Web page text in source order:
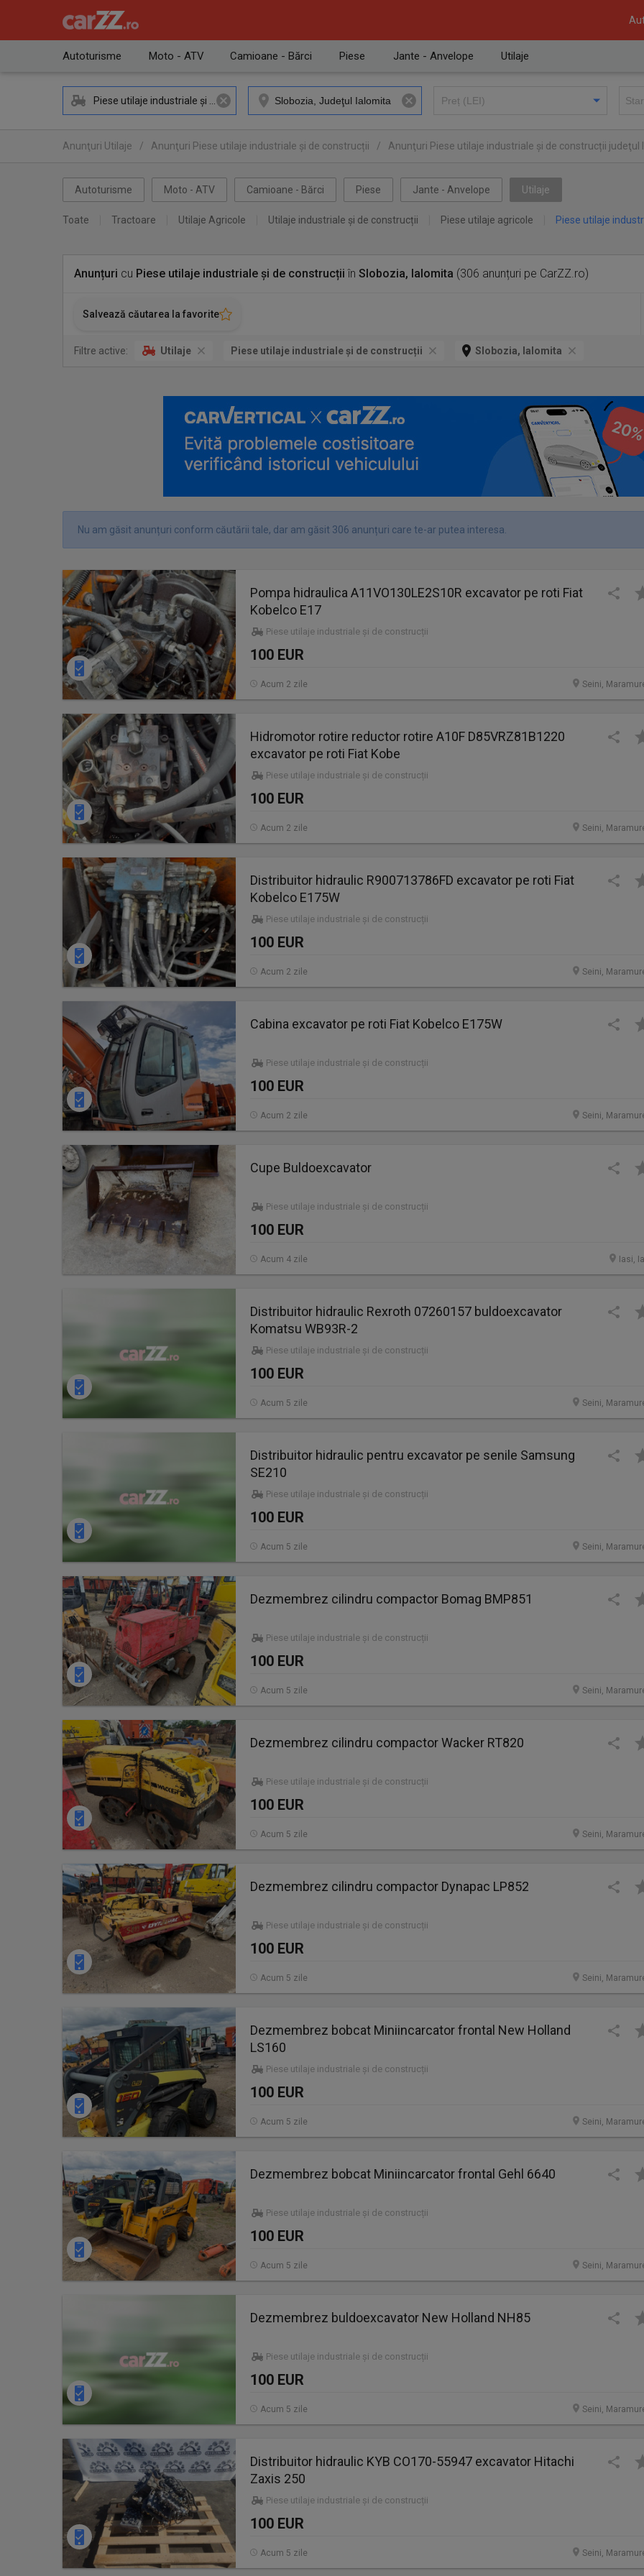
Autoturisme Moto - ATV Camioane - Bărci Piese Jante - Anvelope Utilaje
Anunţuri Utilaje / Anunţuri Piese utilaje industriale și de construcții / Anunţuri Piese utilaje industriale și de construcții judeţul
Anunţuri Piese utilaje industriale și de construcții Slobozia
Autoturisme
Moto - ATV Camioane - Bărci Piese Jante - Anvelope Utilaje
Toate Tractoare Utilaje Agricole Utilaje industriale și de construcții Piese utilaje agricole Piese utilaje
Anunțuri cu Piese utilaje industriale și de construcții în Slobozia, Ialomita (306 anunțuri pe CarZZ.ro)
Salvează căutarea la favorite
Filtre active: Utilaje Piese utilaje industriale și de construcții Slobozia, Ialomita
Nu am găsit anunțuri conform căutării tale, dar am găsit 306 anunțuri care te-ar putea interesa.
Pompa hidraulica A11VO130LE2S10R excavator pe roti Fiat
Kobelco E17
Piese utilaje industriale și de construcții
100 EUR
Seini,
Acum 2 zile
Hidromotor rotire reductor rotire A10F D85VRZ81B1220
excavator pe roti Fiat Kobe
Piese utilaje industriale și de construcții
100 EUR
Seini,
Acum 2 zile
Distribuitor hidraulic R900713786FD excavator pe roti Fiat
Kobelco E175W
Piese utilaje industriale și de construcții
100 EUR
Seini,
Acum 2 zile
Cabina excavator pe roti Fiat Kobelco E175W
Piese utilaje industriale și de construcții
100 EUR
Seini,
Acum 2 zile
Cupe Buldoexcavator
Piese utilaje industriale și de construcții
100 EUR
Iasi,
Acum 4 zile
Distribuitor hidraulic Rexroth 07260157 buldoexcavator
Komatsu WB93R-2
Piese utilaje industriale și de construcții
100 EUR
Seini,
Acum 5 zile
Distribuitor hidraulic pentru excavator pe senile Samsung
SE210
Piese utilaje industriale și de construcții
100 EUR
Seini,
Acum 5 zile
Dezmembrez cilindru compactor Bomag BMP851
Piese utilaje industriale și de construcții
100 EUR
Seini,
Acum 5 zile
Dezmembrez cilindru compactor Wacker RT820
Piese utilaje industriale și de construcții
100 EUR
Seini,
Acum 5 zile
Dezmembrez cilindru compactor Dynapac LP852
Piese utilaje industriale și de construcții
100 EUR
Seini,
Acum 5 zile
Dezmembrez bobcat Miniincarcator frontal New Holland
LS160
Piese utilaje industriale și de construcții
100 EUR
Seini,
Acum 5 zile
Dezmembrez bobcat Miniincarcator frontal Gehl 6640
Piese utilaje industriale și de construcții
100 EUR
Seini,
Acum 5 zile
Dezmembrez buldoexcavator New Holland NH85
Piese utilaje industriale și de construcții
100 EUR
Seini,
Acum 5 zile
Distribuitor hidraulic KYB CO170-55947 excavator Hitachi
Zaxis 250
Piese utilaje industriale și de construcții
100 EUR
Seini,
Acum 5 zile